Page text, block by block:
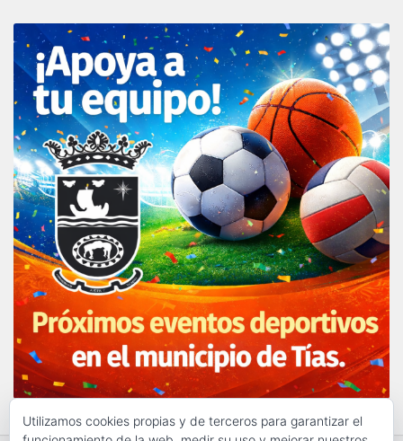
Utilizamos cookies propias y de terceros para garantizar el